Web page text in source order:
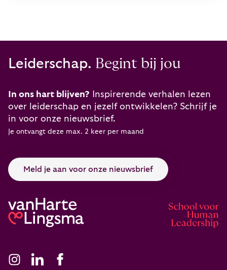
Leiderschap. Begint bij jou
In ons hart blijven? Inspirerende verhalen lezen
over leiderschap en jezelf ontwikkelen? Schrijf je
in voor onze nieuwsbrief.
Je ontvangt deze max. 2 keer per maand
Meld je aan voor onze nieuwsbrief